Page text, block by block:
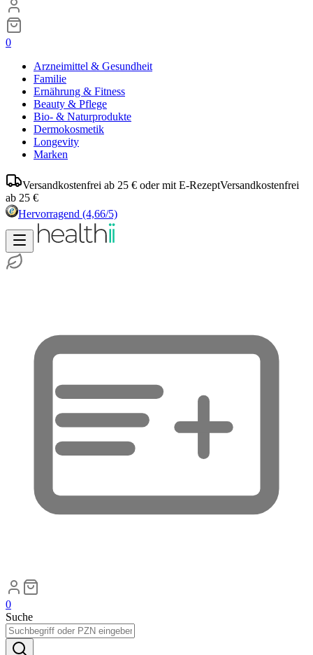
0
Arzneimittel & Gesundheit
Familie
Ernährung & Fitness
Beauty & Pflege
Bio- & Naturprodukte
Dermokosmetik
Longevity
Marken
Versandkostenfrei ab 25 € oder mit E-RezeptVersandkostenfrei
ab 25 €
Hervorragend (4,66/5)
0
Suche